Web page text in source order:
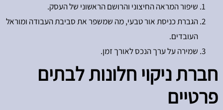
שיפור המראה החיצוני והרושם הראשוני של העסק.
הגברת כניסת אור טבעי, מה שמשפר את סביבת העבודה ומוראל
העובדים.
שמירה על ערך הנכס לאורך זמן.
חברת ניקוי חלונות לבתים
פרטיים